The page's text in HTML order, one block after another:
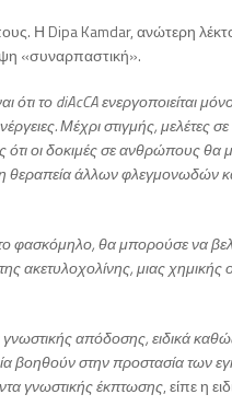
Η Dipa Kamdar, ανώτερη
«συναρπαστική».
ότι το diAcCA ενεργοποιείται
Μέχρι στιγμής, μελέτες σε
ότι οι δοκιμές σε ανθρώπους
θεραπεία άλλων φλεγμονωδών
φασκόμηλο, θα μπορούσε να
ακετυλοχολίνης, μιας χημικής
απόδοσης, ειδικά
βοηθούν στην προστασία των
γνωστικής έκπτωσης, είπε η